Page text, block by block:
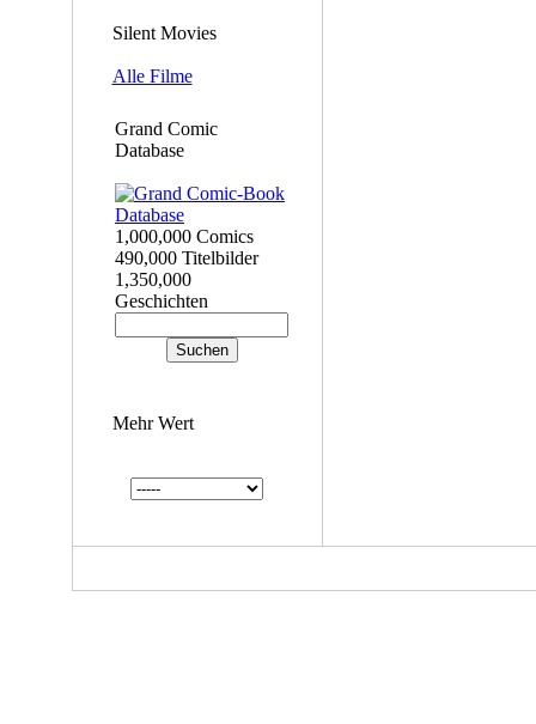
Silent Movies
Alle Filme
Grand Comic
Database
1,000,000 Comics
490,000 Titelbilder
1,350,000
Geschichten
Mehr Wert